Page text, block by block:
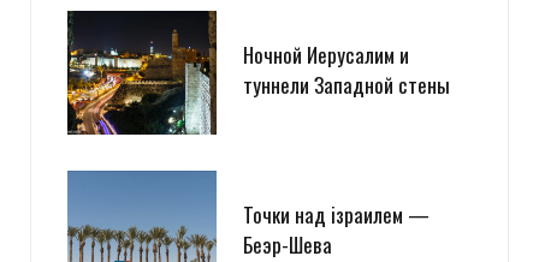
Ночной Иерусалим и
туннели Западной стены
Точки над iзраилем —
Беэр-Шева